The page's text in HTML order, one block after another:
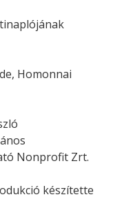
Homonnai
Nonprofit Zrt.
készítette